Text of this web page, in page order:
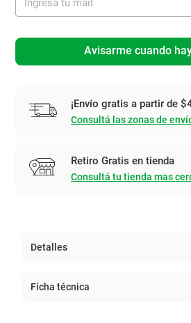
Avisarme cuando
¡Envío gratis a partir de
Consultá las zonas de
Retiro Gratis en tienda
Consultá tu tienda mas
Detalles
Ficha técnica